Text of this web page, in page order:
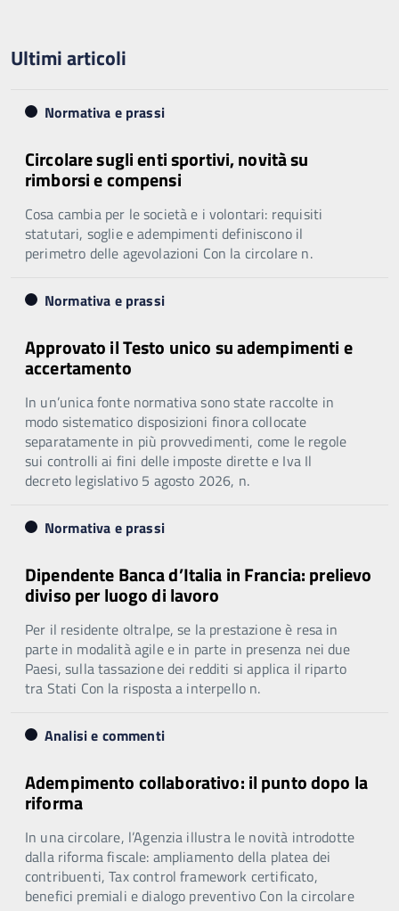
Ultimi articoli
Normativa e prassi
Circolare sugli enti sportivi, novità su
rimborsi e compensi
Cosa cambia per le società e i volontari: requisiti
statutari, soglie e adempimenti definiscono il
perimetro delle agevolazioni Con la circolare n.
Normativa e prassi
Approvato il Testo unico su adempimenti e
accertamento
In un’unica fonte normativa sono state raccolte in
modo sistematico disposizioni finora collocate
separatamente in più provvedimenti, come le regole
sui controlli ai fini delle imposte dirette e Iva Il
decreto legislativo 5 agosto 2026, n.
Normativa e prassi
Dipendente Banca d’Italia in Francia: prelievo
diviso per luogo di lavoro
Per il residente oltralpe, se la prestazione è resa in
parte in modalità agile e in parte in presenza nei due
Paesi, sulla tassazione dei redditi si applica il riparto
tra Stati Con la risposta a interpello n.
Analisi e commenti
Adempimento collaborativo: il punto dopo la
riforma
In una circolare, l’Agenzia illustra le novità introdotte
dalla riforma fiscale: ampliamento della platea dei
contribuenti, Tax control framework certificato,
benefici premiali e dialogo preventivo Con la circolare